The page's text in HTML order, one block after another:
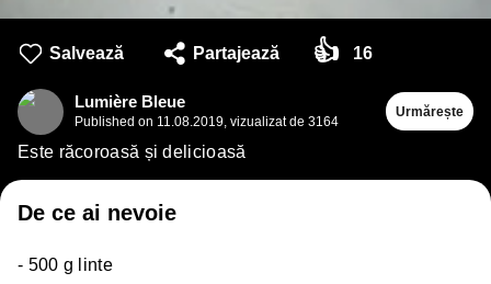
Salvează Partajează 👍 16
Lumière Bleue
Published on 11.08.2019 vizualizat de 3164
Urmărește
Este răcoroasă și delicioasă
De ce ai nevoie
- 500 g linte